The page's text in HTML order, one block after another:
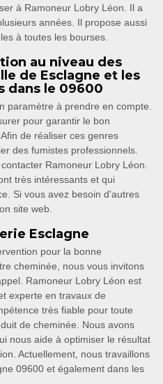
à Ramoneur Lobry Léon. Il a
années. Il propose aussi
à toutes les bourses.
au niveau des
de Esclagne et les
dans le 09600
paramètre à prendre en compte.
pour garantir le bon
de réaliser ces genres
des fumistes professionnels.
Ramoneur Lobry Léon.
très intéressants et qui
Si vous avez besoin d'autres
site web.
Esclagne
pour la bonne
cheminée, nous vous invitons
Ramoneur Lobry Léon est
experte en travaux de
très fiable pour toute
de cheminée. Nous avons
nous aide à optimiser le résultat
Actuellement, nous travaillons
09600 et également dans les